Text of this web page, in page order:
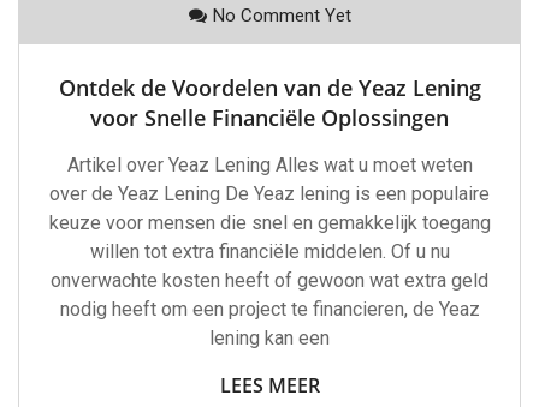
No Comment Yet
Ontdek de Voordelen van de Yeaz Lening
voor Snelle Financiële Oplossingen
Artikel over Yeaz Lening Alles wat u moet weten
over de Yeaz Lening De Yeaz lening is een populaire
keuze voor mensen die snel en gemakkelijk toegang
willen tot extra financiële middelen. Of u nu
onverwachte kosten heeft of gewoon wat extra geld
nodig heeft om een project te financieren, de Yeaz
lening kan een
LEES MEER